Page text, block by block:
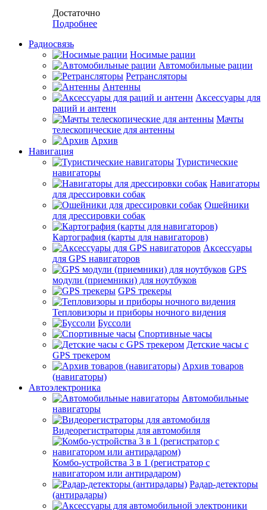
Достаточно
Подробнее
Радиосвязь
Носимые рации
Автомобильные рации
Ретрансляторы
Антенны
Аксессуары для
раций и антенн
Мачты
телескопические для антенны
Архив
Навигация
Туристические
навигаторы
Навигаторы
для дрессировки собак
Ошейники
для дрессировки собак
Картография (карты для навигаторов)
Аксессуары
для GPS навигаторов
GPS
модули (приемники) для ноутбуков
GPS трекеры
Тепловизоры и приборы ночного видения
Буссоли
Спортивные часы
Детские часы с
GPS трекером
Архив товаров
(навигаторы)
Автоэлектроника
Автомобильные
навигаторы
Видеорегистраторы для автомобиля
Комбо-устройства 3 в 1 (регистратор с
навигатором или антирадаром)
Радар-детекторы
(антирадары)